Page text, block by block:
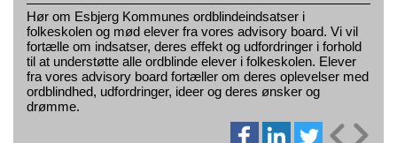
Hør om Esbjerg Kommunes ordblindeindsatser i
folkeskolen og mød elever fra vores advisory board. Vi vil
fortælle om indsatser, deres effekt og udfordringer i forhold
til at understøtte alle ordblinde elever i folkeskolen. Elever
fra vores advisory board fortæller om deres oplevelser med
ordblindhed, udfordringer, ideer og deres ønsker og
drømme.